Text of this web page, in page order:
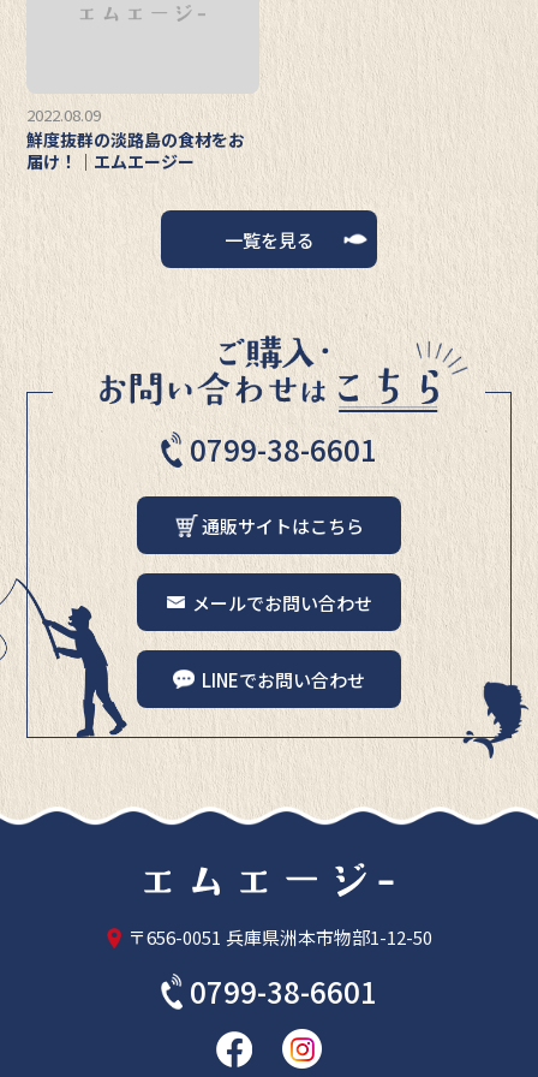
2022.08.09
鮮度抜群の淡路島の食材をお
届け！｜エムエージー
一覧を見る
0799-38-6601
通販サイトはこちら
メールでお問い合わせ
LINEでお問い合わせ
〒656-0051 兵庫県洲本市物部1-12-50
0799-38-6601